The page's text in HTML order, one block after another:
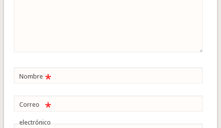
Nombre *
Correo
electrónico
*